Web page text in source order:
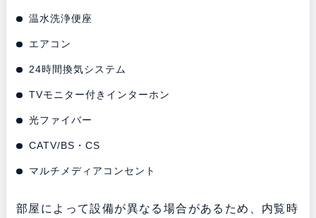
温水洗浄便座
エアコン
24時間換気システム
TVモニター付きインターホン
光ファイバー
CATV/BS・CS
マルチメディアコンセント
部屋によって設備が異なる場合があるため、内覧時